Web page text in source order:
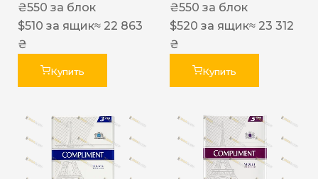
₴550 за блок
$510 за ящик≈ 22 863
₴
Купить
₴550 за блок
$520 за ящик≈ 23 312
₴
Купить